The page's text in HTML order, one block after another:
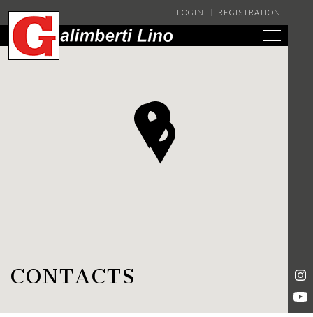
LOGIN REGISTRATION
CONTACTS